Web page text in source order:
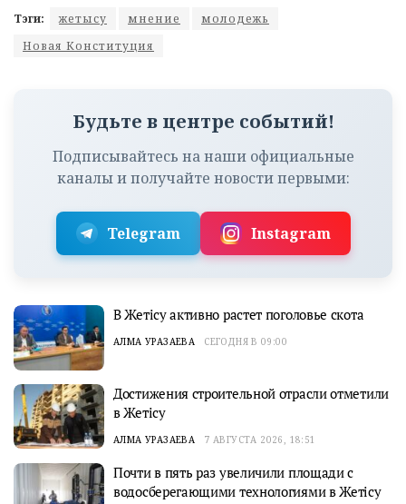
Тэги: жетысу мнение
молодежь
Новая Конституция
Будьте в центре событий!
Подписывайтесь на наши официальные
каналы и получайте новости первыми:
Telegram Instagram
В Жетісу активно растет поголовье скота
АЛМА УРАЗАЕВА СЕГОДНЯ В 09:00
Достижения строительной отрасли отметили
в Жетісу
АЛМА УРАЗАЕВА 7 АВГУСТА 2026, 18:51
Почти в пять раз увеличили площади с
водосберегающими технологиями в Жетісу